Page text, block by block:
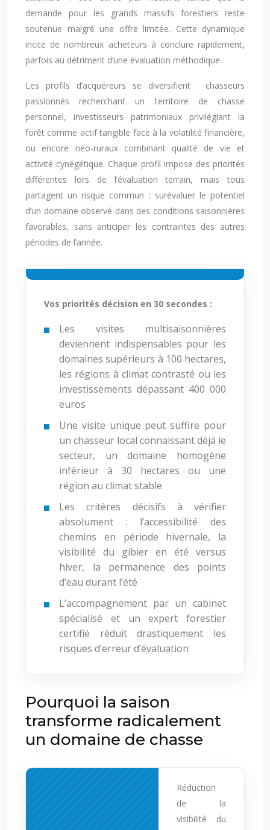
demande pour les grands massifs forestiers reste
soutenue malgré une offre limitée. Cette dynamique
incite de nombreux acheteurs à conclure rapidement,
parfois au détriment d’une évaluation méthodique.
Les profils d’acquéreurs se diversifient : chasseurs
passionnés recherchant un territoire de chasse
personnel, investisseurs patrimoniaux privilégiant la
forêt comme actif tangible face à la volatilité financière,
ou encore néo-ruraux combinant qualité de vie et
activité cynégétique. Chaque profil impose des priorités
différentes lors de l’évaluation terrain, mais tous
partagent un risque commun : surévaluer le potentiel
d’un domaine observé dans des conditions saisonnières
favorables, sans anticiper les contraintes des autres
périodes de l’année.
Vos priorités décision en 30 secondes :
Les visites multisaisonnières
deviennent indispensables pour les
domaines supérieurs à 100 hectares,
les régions à climat contrasté ou les
investissements dépassant 400 000
euros
Une visite unique peut suffire pour
un chasseur local connaissant déjà le
secteur, un domaine homogène
inférieur à 30 hectares ou une
région au climat stable
Les critères décisifs à vérifier
absolument : l’accessibilité des
chemins en période hivernale, la
visibilité du gibier en été versus
hiver, la permanence des points
d’eau durant l’été
L’accompagnement par un cabinet
spécialisé et un expert forestier
certifié réduit drastiquement les
risques d’erreur d’évaluation
Pourquoi la saison
transforme radicalement
un domaine de chasse
Réduction
de la
visibilité du